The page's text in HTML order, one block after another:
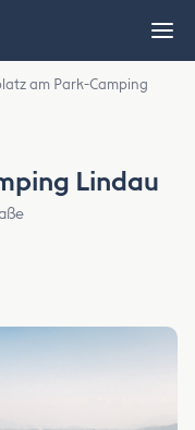
am Park-Camping
Lindau